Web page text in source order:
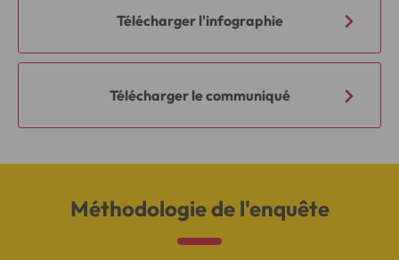
Télécharger l'infographie
Télécharger le communiqué
Méthodologie de l'enquête